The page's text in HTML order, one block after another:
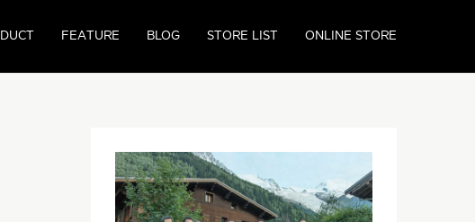
FEATURE BLOG STORE LIST ONLINE STORE